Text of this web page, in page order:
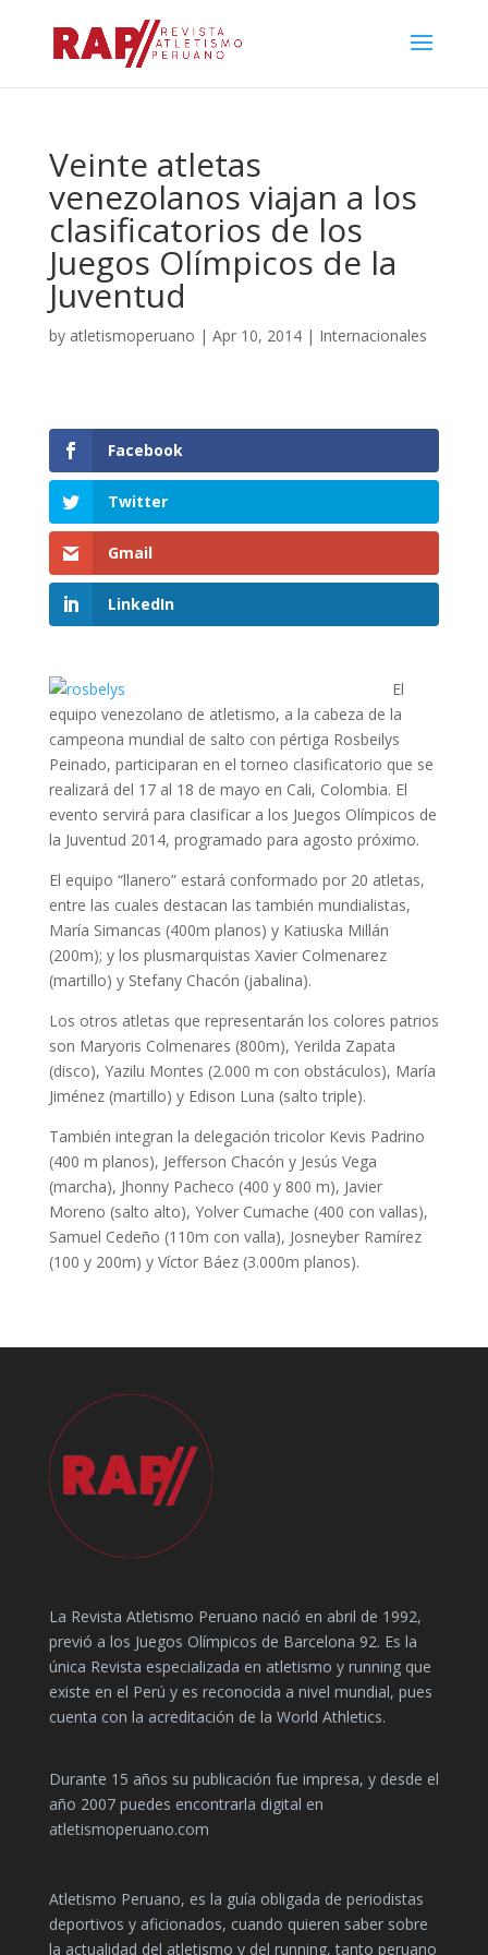
Veinte atletas
venezolanos viajan a los
clasificatorios de los
Juegos Olímpicos de la
Juventud
by atletismoperuano | Apr 10, 2014| Internacionales
Facebook
Twitter
Gmail
LinkedIn
El
equipo venezolano de atletismo, a la cabeza de la
campeona mundial de salto con pértiga Rosbeilys
Peinado, participaran en el torneo clasificatorio que se
realizará del 17 al 18 de mayo en Cali, Colombia. El
evento servirá para clasificar a los Juegos Olímpicos de
la Juventud 2014, programado para agosto próximo.
El equipo “llanero” estará conformado por 20 atletas,
entre las cuales destacan las también mundialistas,
María Simancas (400m planos) y Katiuska Millán
(200m); y los plusmarquistas Xavier Colmenarez
(martillo) y Stefany Chacón (jabalina).
Los otros atletas que representarán los colores patrios
son Maryoris Colmenares (800m), Yerilda Zapata
(disco), Yazilu Montes (2.000 m con obstáculos), María
Jiménez (martillo) y Edison Luna (salto triple).
También integran la delegación tricolor Kevis Padrino
(400 m planos), Jefferson Chacón y Jesús Vega
(marcha), Jhonny Pacheco (400 y 800 m), Javier
Moreno (salto alto), Yolver Cumache (400 con vallas),
Samuel Cedeño (110m con valla), Josneyber Ramírez
(100 y 200m) y Víctor Báez (3.000m planos).
La Revista Atletismo Peruano nació en abril de 1992,
previó a los Juegos Olímpicos de Barcelona 92. Es la
única Revista especializada en atletismo y running que
existe en el Perú y es reconocida a nivel mundial, pues
cuenta con la acreditación de la World Athletics.
Durante 15 años su publicación fue impresa, y desde el
año 2007 puedes encontrarla digital en
atletismoperuano.com
Atletismo Peruano, es la guía obligada de periodistas
deportivos y aficionados, cuando quieren saber sobre
la actualidad del atletismo y del running, tanto peruano